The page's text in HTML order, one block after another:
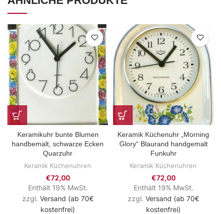
Keramikuhr bunte Blumen
handbemalt, schwarze Ecken
Quarzuhr
Keramik Küchenuhren
€72,00
Enthält 19% MwSt.
zzgl. Versand (ab 70€
kostenfrei)
Keramik Küchenuhr „Morning
Glory“ Blaurand handgemalt
Funkuhr
Keramik Küchenuhren
€72,00
Enthält 19% MwSt.
zzgl. Versand (ab 70€
kostenfrei)